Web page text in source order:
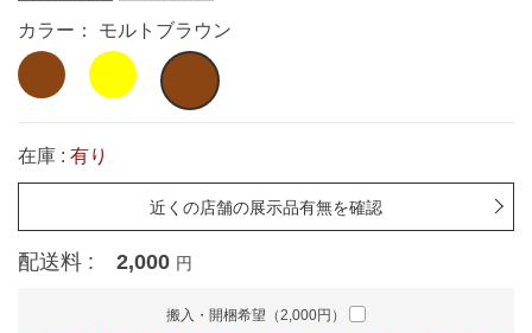
カラー： モルトブラウン
在庫 : 有り
近くの店舗の展示品有無を確認
配送料 : 2,000 円
搬入・開梱希望（2,000円）